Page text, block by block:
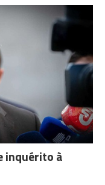
inquérito à